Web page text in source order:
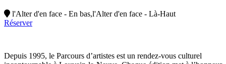
l'Alter d'en face - En bas,l'Alter d'en face - Là-Haut
Réserver
Depuis 1995, le Parcours d’artistes est un rendez-vous culturel